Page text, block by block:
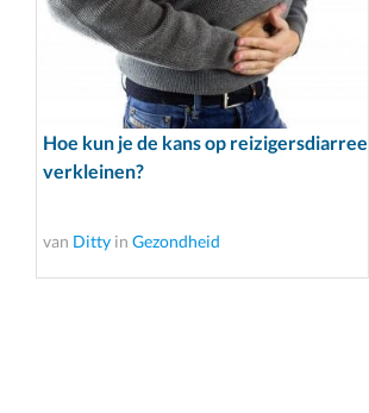
Hoe kun je de kans op reizigersdiarree
verkleinen?
van Ditty in Gezondheid